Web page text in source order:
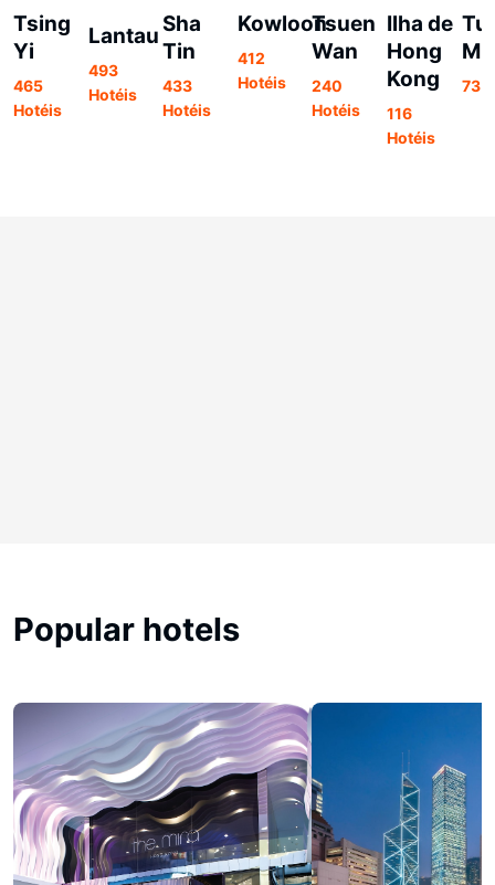
Tsing
Yi
465
Hotéis
Lantau
493
Hotéis
Sha
Tin
433
Hotéis
Kowloon
412
Hotéis
Tsuen
Wan
240
Hotéis
Ilha de
Hong
Kong
116
Hotéis
73
Popular hotels